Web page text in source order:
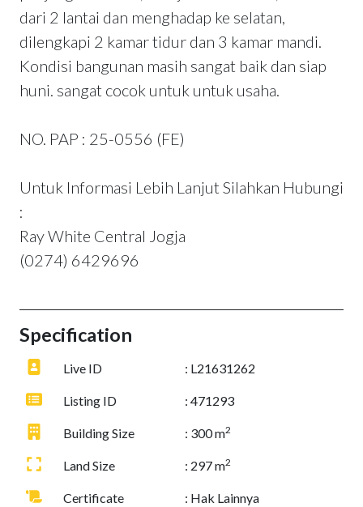
dari 2 lantai dan menghadap ke selatan,
dilengkapi 2 kamar tidur dan 3 kamar mandi.
Kondisi bangunan masih sangat baik dan siap
huni. sangat cocok untuk untuk usaha.
NO. PAP : 25-0556 (FE)
Untuk Informasi Lebih Lanjut Silahkan Hubungi
:
Ray White Central Jogja
(0274) 6429696
Specification
Live ID : L21631262
Listing ID : 471293
Building Size : 300 m2
Land Size : 297 m2
Certificate : Hak Lainnya